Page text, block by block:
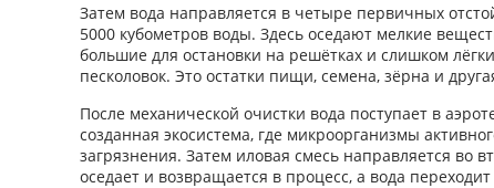
Затем вода направляется в четыре первичных
5000 кубометров воды. Здесь оседают мелкие
большие для остановки на решётках и слишком
песколовок. Это остатки пищи, семена, зёрна и
После механической очистки вода поступает в
созданная экосистема, где микроорганизмы
загрязнения. Затем иловая смесь направляется во
оседает и возвращается в процесс, а вода